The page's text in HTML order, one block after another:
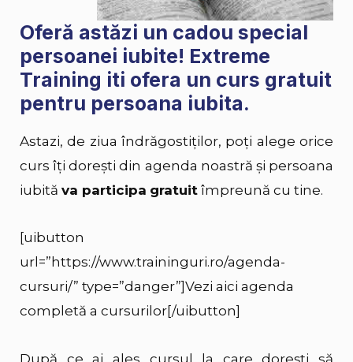
Oferă astăzi un cadou special
persoanei iubite! Extreme
Training iti ofera un curs gratuit
pentru persoana iubita.
Astazi, de ziua îndrăgostiţilor, poţi alege orice
curs îţi doreşti din agenda noastră și persoana
iubită va participa gratuit împreună cu tine.
[uibutton
url=”https://www.traininguri.ro/agenda-
cursuri/” type=”danger”]Vezi aici agenda
completă a cursurilor[/uibutton]
După ce ai ales cursul la care dorești să